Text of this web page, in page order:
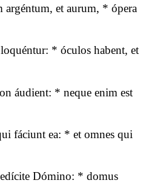
argéntum, et aurum, * ópera
* óculos habent, et
áudient: * neque enim est
fáciunt ea: * et omnes qui
Dómino: * domus